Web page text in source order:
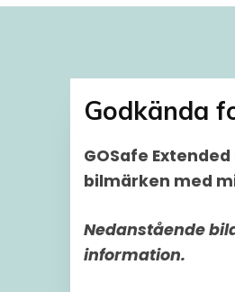
Godkända
GOSafe
bilmärken med
Nedanstående
information.